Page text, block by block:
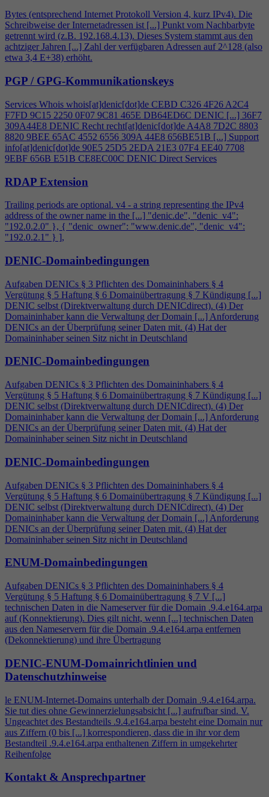
Bytes (entsprechend Internet Protokoll Version 4, kurz IPv4). Die
Schreibweise der Internetadressen ist [...] Punkt vom Nachbarbyte
getrennt wird (z.B. 192.168.4.13). Dieses System stammt aus den
achtziger Jahren [...] Zahl der verfügbaren Adressen auf 2^128 (also
etwa 3,4 E+38) erhöht.
PGP / GPG-Kommunikationskeys
Services Whois whois[at]denic[dot]de CEBD C326 4F26 A2C4
F7FD 9C15 2250 0F07 9C81 465E DB64ED6C DENIC [...] 36F7
309A44E8 DENIC Recht recht[at]denic[dot]de A4A8 7D2C 8803
8820 9BEE 65AC 4552 6556 309A 44E8 656BE51B [...] Support
info[at]denic[dot]de 90E5 25D5 2EDA 21E3 07F4 EE40 7708
9EBF 656B E51B CE8EC00C DENIC Direct Services
RDAP Extension
Trailing periods are optional. v4 - a string representing the IPv4
address of the owner name in the [...] "denic.de", "denic_v4":
"192.0.2.0" }, { "denic_owner": "www.denic.de", "denic_v4":
"192.0.2.1" } ],
DENIC-Domainbedingungen
Aufgaben DENICs § 3 Pflichten des Domaininhabers § 4
Vergütung § 5 Haftung § 6 Domainübertragung § 7 Kündigung [...]
DENIC selbst (Direktverwaltung durch DENICdirect). (4) Der
Domaininhaber kann die Verwaltung der Domain [...] Anforderung
DENICs an der Überprüfung seiner Daten mit. (4) Hat der
Domaininhaber seinen Sitz nicht in Deutschland
DENIC-Domainbedingungen
Aufgaben DENICs § 3 Pflichten des Domaininhabers § 4
Vergütung § 5 Haftung § 6 Domainübertragung § 7 Kündigung [...]
DENIC selbst (Direktverwaltung durch DENICdirect). (4) Der
Domaininhaber kann die Verwaltung der Domain [...] Anforderung
DENICs an der Überprüfung seiner Daten mit. (4) Hat der
Domaininhaber seinen Sitz nicht in Deutschland
DENIC-Domainbedingungen
Aufgaben DENICs § 3 Pflichten des Domaininhabers § 4
Vergütung § 5 Haftung § 6 Domainübertragung § 7 Kündigung [...]
DENIC selbst (Direktverwaltung durch DENICdirect). (4) Der
Domaininhaber kann die Verwaltung der Domain [...] Anforderung
DENICs an der Überprüfung seiner Daten mit. (4) Hat der
Domaininhaber seinen Sitz nicht in Deutschland
ENUM-Domainbedingungen
Aufgaben DENICs § 3 Pflichten des Domaininhabers § 4
Vergütung § 5 Haftung § 6 Domainübertragung § 7 V [...]
technischen Daten in die Nameserver für die Domain .9.4.e164.arpa
auf (Konnektierung). Dies gilt nicht, wenn [...] technischen Daten
aus den Nameservern für die Domain .9.4.e164.arpa entfernen
(Dekonnektierung) und ihre Übertragung
DENIC-ENUM-Domainrichtlinien und
Datenschutzhinweise
le ENUM-Internet-Domains unterhalb der Domain .9.4.e164.arpa.
Sie tut dies ohne Gewinnerzielungsabsicht [...] aufrufbar sind. V.
Ungeachtet des Bestandteils .9.4.e164.arpa besteht eine Domain nur
aus Ziffern (0 bis [...] korrespondieren, dass die in ihr vor dem
Bestandteil .9.4.e164.arpa enthaltenen Ziffern in umgekehrter
Reihenfolge
Kontakt & Ansprechpartner